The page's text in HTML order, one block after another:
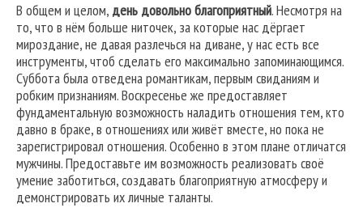
В общем и целом, день довольно благоприятный. Несмотря на
то, что в нём больше ниточек, за которые нас дёргает
мироздание, не давая разлечься на диване, у нас есть все
инструменты, чтоб сделать его максимально запоминающимся.
Суббота была отведена романтикам, первым свиданиям и
робким признаниям. Воскресенье же предоставляет
фундаментальную возможность наладить отношения тем, кто
давно в браке, в отношениях или живёт вместе, но пока не
зарегистрировал отношения. Особенно в этом плане отличатся
мужчины. Предоставьте им возможность реализовать своё
умение заботиться, создавать благоприятную атмосферу и
демонстрировать их личные таланты.